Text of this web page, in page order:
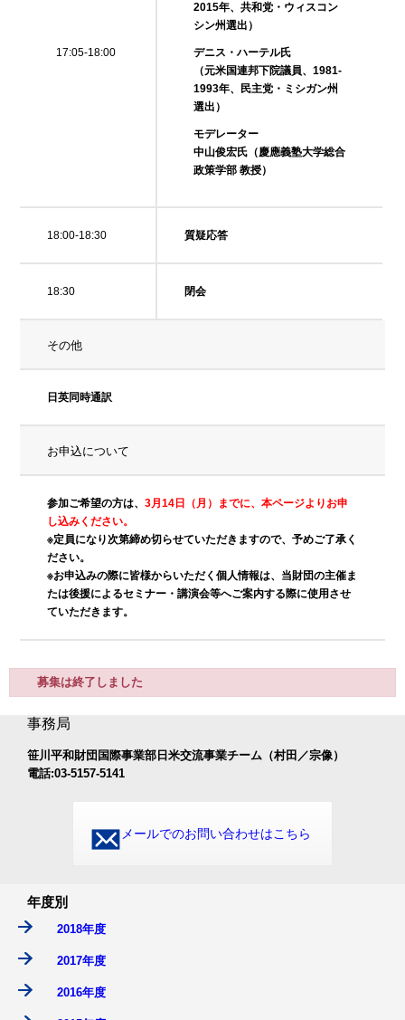
17:05-18:00
2015年、共和党・ウィスコン
シン州選出）
デニス・ハーテル氏
（元米国連邦下院議員、1981-
1993年、民主党・ミシガン州
選出）
モデレーター
中山俊宏氏（慶應義塾大学総合
政策学部 教授）
18:00-18:30 質疑応答
18:30 閉会
その他
日英同時通訳
お申込について
参加ご希望の方は、3月14日（月）までに、本ページよりお申
し込みください。
※定員になり次第締め切らせていただきますので、予めご了承く
ださい。
※お申込みの際に皆様からいただく個人情報は、当財団の主催ま
たは後援によるセミナー・講演会等へご案内する際に使用させ
ていただきます。
募集は終了しました
事務局
笹川平和財団国際事業部日米交流事業チーム（村田／宗像）
電話:03-5157-5141
メールでのお問い合わせはこちら
年度別
2018年度
2017年度
2016年度